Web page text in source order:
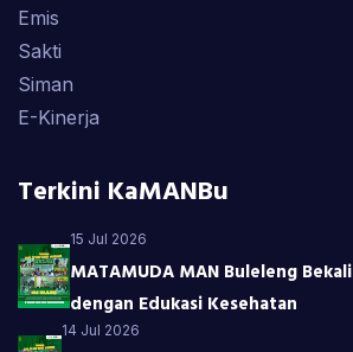
Emis
Sakti
Siman
E-Kinerja
Terkini KaMANBu
15 Jul 2026
MATAMUDA MAN Buleleng
dengan Edukasi Kesehatan
14 Jul 2026